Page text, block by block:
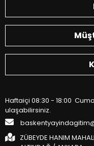
Haftaiçi 08:30 - 18:00
ulaşabilirsiniz.
ZÜBEYDE HANIM